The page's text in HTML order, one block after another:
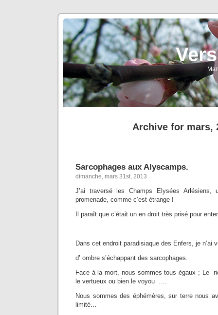
Archive for mars,
Sarcophages aux Alyscamps.
dimanche, mars 31st, 2013
J’ai traversé les Champs Elysées
promenade, comme c’est étrange !
Il paraît que c’était un en droit très prisé pour
Dans cet endroit paradisiaque des Enfers, je n’ai
d’ ombre s’échappant des sarcophages.
Face à la mort, nous sommes tous égaux ; Le
le vertueux ou bien le voyou ….
Nous sommes des éphémères, sur terre nous
limité…